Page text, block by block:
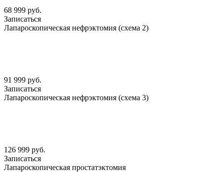
68 999 руб.
Записаться
Лапароскопическая нефрэктомия (схема 2)
91 999 руб.
Записаться
Лапароскопическая нефрэктомия (схема 3)
126 999 руб.
Записаться
Лапароскопическая простатэктомия